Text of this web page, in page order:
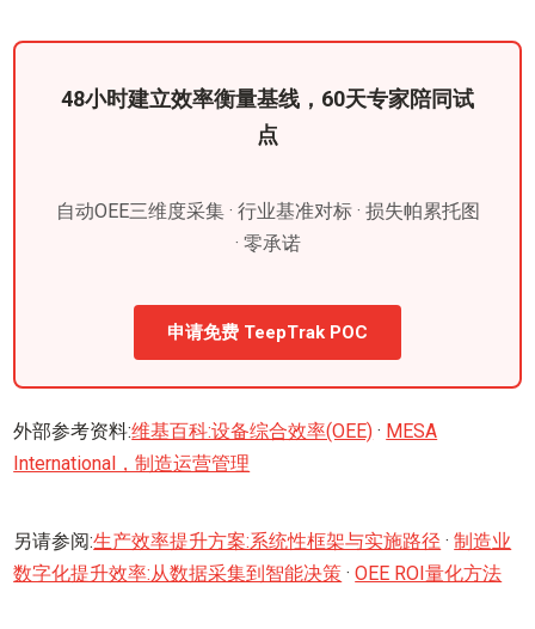
48小时建立效率衡量基线，60天专家陪同试
点
自动OEE三维度采集 · 行业基准对标 · 损失帕累托图
· 零承诺
申请免费 TeepTrak POC
外部参考资料:维基百科:设备综合效率(OEE) · MESA
International，制造运营管理
另请参阅:生产效率提升方案:系统性框架与实施路径 ·制造业
数字化提升效率:从数据采集到智能决策 ·OEE ROI量化方法